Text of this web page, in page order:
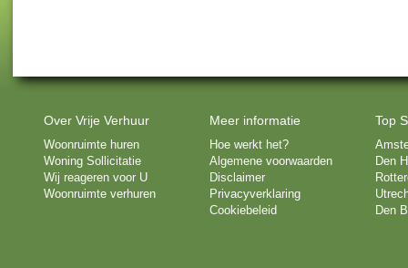
Over Vrije Verhuur
Woonruimte huren
Woning Sollicitatie
Wij reageren voor U
Woonruimte verhuren
Meer informatie
Hoe werkt het?
Algemene voorwaarden
Disclaimer
Privacyverklaring
Cookiebeleid
Top
Den
Den